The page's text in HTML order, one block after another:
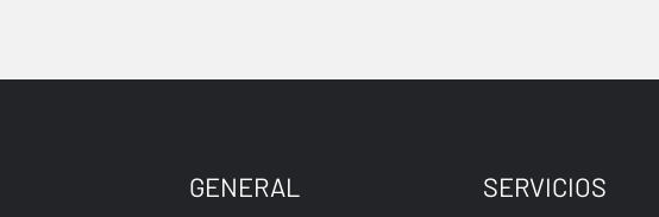
GENERAL SERVICIOS